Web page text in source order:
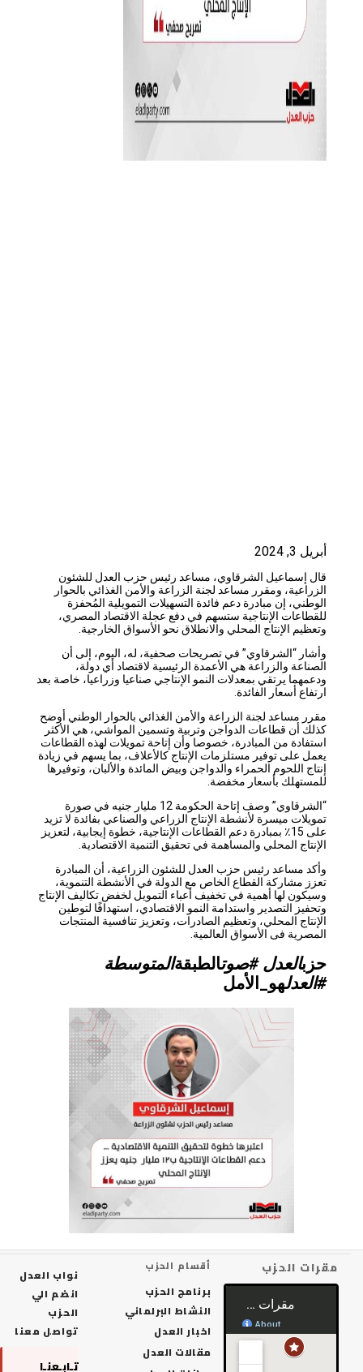
قال إسماعيل الشرقاوي، مساعد رئيس حزب العدل للشئون
الزراعية، ومقرر مساعد لجنة الزراعة والأمن الغذائي بالحوار
الوطني، إن مبادرة دعم فائدة التسهيلات التمويلية المُحفزة
للقطاعات الإنتاجية ستسهم في دفع عجلة الاقتصاد المصري،
وتعظيم الإنتاج المحلي والانطلاق نحو الأسواق الخارجية.
وأشار “الشرقاوي” في تصريحات صحفية، له، اليوم، إلى أن
الصناعة والزراعة هي الأعمدة الرئيسية لاقتصاد أي دولة،
ودعمهما يرتقي بمعدلات النمو الإنتاجي صناعيا وزراعيا، خاصة بعد
ارتفاع أسعار الفائدة.
مقرر مساعد لجنة الزراعة والأمن الغذائي بالحوار الوطني أوضح
كذلك أن قطاعات الدواجن وتربية وتسمين المواشي، هي الأكثر
استفادة من المبادرة، خصوصا وأن إتاحة تمويلات لهذه القطاعات
يعمل على توفير مستلزمات الإنتاج كالأعلاف، بما يسهم في زيادة
إنتاج اللحوم الحمراء والدواجن وبيض المائدة والألبان، وتوفيرها
للمستهلك بأسعار مخفضة.
“الشرقاوي” وصف إتاحة الحكومة 12 مليار جنيه في صورة
تمويلات ميسرة لأنشطة الإنتاج الزراعي والصناعي بفائدة لا تزيد
على 15٪ بمبادرة دعم القطاعات الإنتاجية، خطوة إيجابية، لتعزيز
الإنتاج المحلي والمساهمة في تحقيق التنمية الاقتصادية.
وأكد مساعد رئيس حزب العدل للشئون الزراعية، أن المبادرة
تعزز مشاركة القطاع الخاص مع الدولة في الأنشطة التنموية،
وسيكون لها أهمية في تخفيف أعباء التمويل لخفض تكاليف الإنتاج
وتحفيز التصدير واستدامة النمو الاقتصادي، استهدافًا لتوطين
الإنتاج المحلي، وتعظيم الصادرات، وتعزيز تنافسية المنتجات
المصرية فى الأسواق العالمية.
العدل #صوتالطبقةالمتوسطة
#العدلهو_الأمل
الحزب أقسام الحزب
برنامج الحزب
النشاط البرلماني
اخبار العدل
مقالات العدل
نواب العدل
انضم الي
تواصل معنا
تـابـعنـا